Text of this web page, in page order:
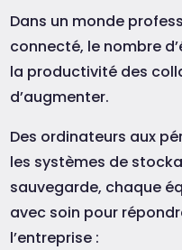
Dans un monde
connecté, le nombre
la productivité des
d’augmenter.
Des ordinateurs aux
les systèmes de
sauvegarde, chaque
avec soin pour
l’entreprise :